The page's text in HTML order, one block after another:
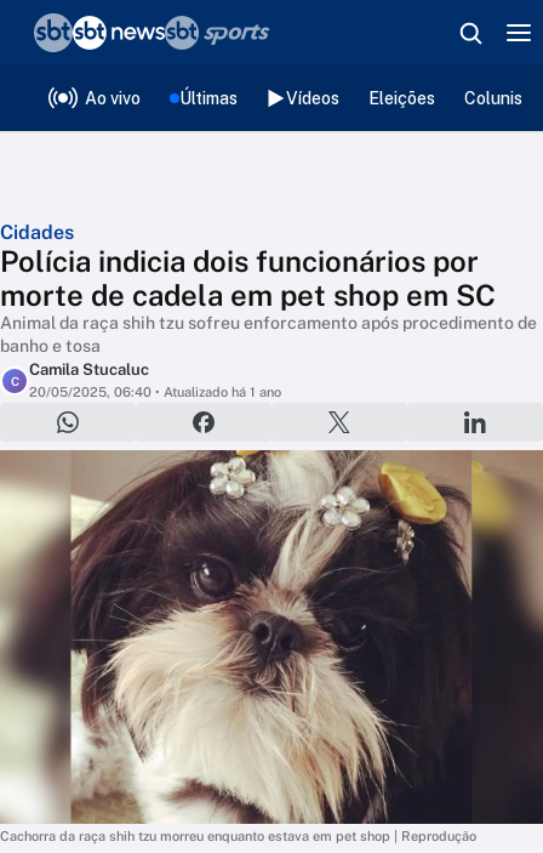
Ao vivo Últimas Vídeos Eleições
Cidades
Polícia indicia dois funcionários por
morte de cadela em pet shop em SC
Animal da raça shih tzu sofreu enforcamento após procedimento de
banho e tosa
C
Camila Stucaluc
20/05/2025, 06:40 • Atualizado há 1 ano
Cachorra da raça shih tzu morreu enquanto estava em pet shop | Reprodução
❮voltar
Editorias